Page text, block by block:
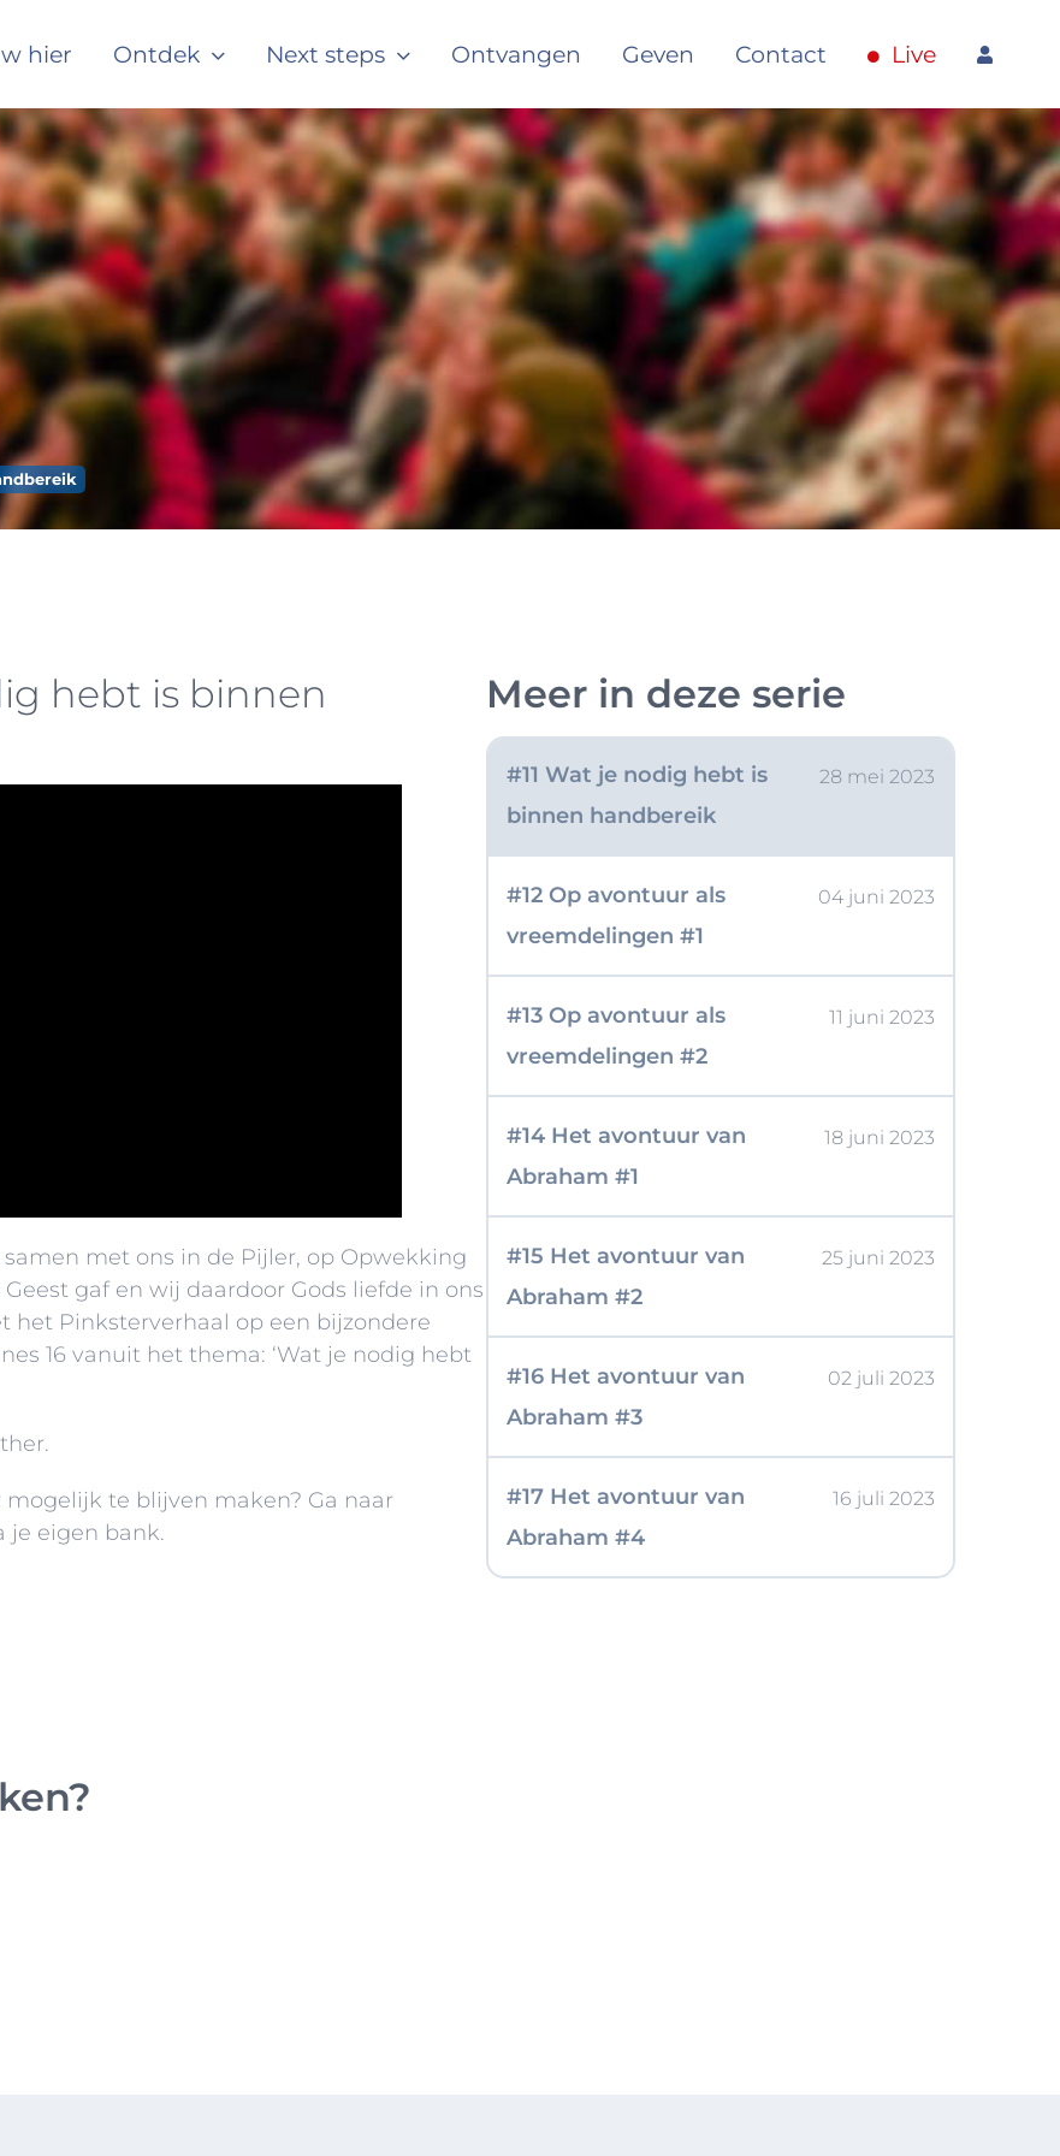
hier Ontdek Next steps Ontvangen Geven Contact Live
hebt is binnen
met ons in de Pijler, op Opwekking
gaf en wij daardoor Gods liefde in ons
Pinksterverhaal op een bijzondere
16 vanuit het thema: ‘Wat je nodig hebt
te blijven maken? Ga naar
je eigen bank.
Meer in deze serie
#5 Aanbidding in Geest en
29 januari
#6 Aanbidding in zang &
muziek
05 februari
2023
#7 Aanbidding door
wandelen in gemeenschap
12 februari
2023
#8 Aanbidding door door
offeren & geven
19 februari
2023
#9 Doopdienst – Kiezen in
14 mei 2023
denkt
#11 Wat je nodig hebt is
binnen handbereik
28 mei 2023
#12 Op avontuur als
vreemdelingen #1
04 juni 2023
#13 Op avontuur als
vreemdelingen #2
11 juni 2023
#14 Het avontuur van
Abraham #1
18 juni 2023
#15 Het avontuur van
Abraham #2
25 juni 2023
#16 Het avontuur van
Abraham #3
02 juli 2023
#17 Het avontuur van
Abraham #4
16 juli 2023